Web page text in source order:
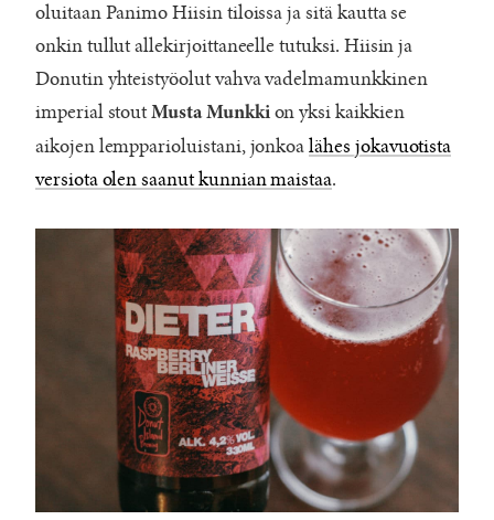
oluitaan Panimo Hiisin tiloissa ja sitä kautta se
onkin tullut allekirjoittaneelle tutuksi. Hiisin ja
Donutin yhteistyöolut vahva vadelmamunkkinen
imperial stoutMusta Munkkion yksi kaikkien
aikojen lempparioluistani, jonkoalähes jokavuotista
versiota olen saanut kunnian maistaa.